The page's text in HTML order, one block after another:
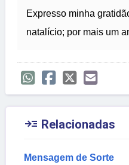
Expresso minha
natalício; por mais um
 Relacionadas
Mensagem de Sorte